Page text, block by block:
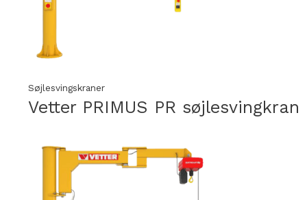
Søjlesvingskraner
Vetter PRIMUS PR søjlesvingkran